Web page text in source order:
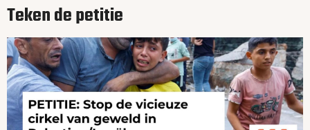
Teken de petitie